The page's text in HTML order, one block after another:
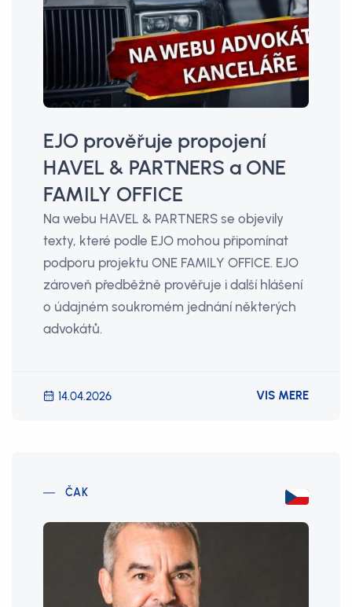
EJO prověřuje propojení
HAVEL & PARTNERS a ONE
FAMILY OFFICE
Na webu HAVEL & PARTNERS se objevily
texty, které podle EJO mohou připomínat
podporu projektu ONE FAMILY OFFICE. EJO
zároveň předběžně prověřuje i další hlášení
o údajném soukromém jednání některých
advokátů.
14.04.2026 VIS MERE
ČAK